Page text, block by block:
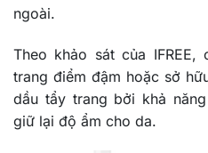
ngoài.
Theo khảo sát của
trang điểm đậm hoặc sở
dầu tẩy trang bởi khả
giữ lại độ ẩm cho da.